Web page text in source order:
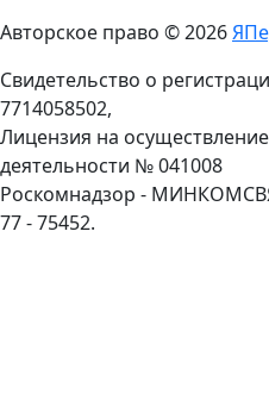
Авторское право © 2026
Свидетельство о
7714058502,
Лицензия на
деятельности № 041008
Роскомнадзор -
77 - 75452.